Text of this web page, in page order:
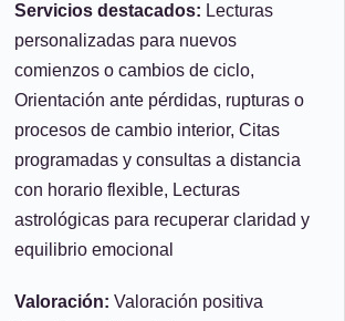
Servicios destacados: Lecturas
personalizadas para nuevos
comienzos o cambios de ciclo,
Orientación ante pérdidas, rupturas o
procesos de cambio interior, Citas
programadas y consultas a distancia
con horario flexible, Lecturas
astrológicas para recuperar claridad y
equilibrio emocional
Valoración: Valoración positiva